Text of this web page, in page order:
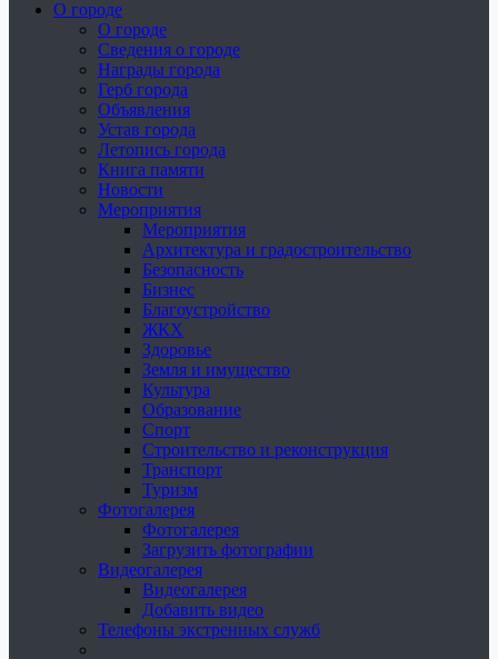
О городе
О городе
Сведения о городе
Награды города
Герб города
Объявления
Устав города
Летопись города
Книга памяти
Новости
Мероприятия
Мероприятия
Архитектура и градостроительство
Безопасность
Бизнес
Благоустройство
ЖКХ
Здоровье
Земля и имущество
Культура
Образование
Спорт
Строительство и реконструкция
Транспорт
Туризм
Фотогалерея
Фотогалерея
Загрузить фотографии
Видеогалерея
Видеогалерея
Добавить видео
Телефоны экстренных служб